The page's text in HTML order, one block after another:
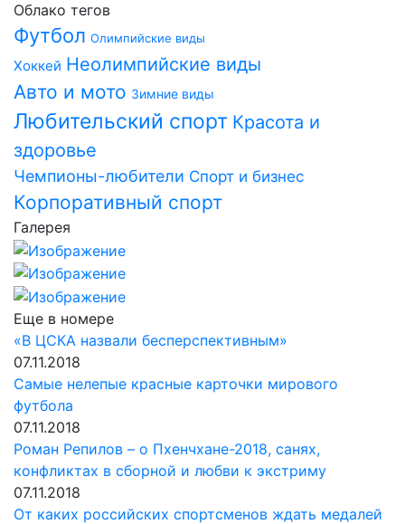
Облако тегов
Футбол Олимпийские виды
Хоккей Неолимпийские виды
Авто и мото Зимние виды
Любительский спорт Красота и
здоровье
Чемпионы-любители Спорт и бизнес
Корпоративный спорт
Галерея
Еще в номере
«В ЦСКА назвали бесперспективным»
07.11.2018
Самые нелепые красные карточки мирового
футбола
07.11.2018
Роман Репилов – о Пхенчхане-2018, санях,
конфликтах в сборной и любви к экстриму
07.11.2018
От каких российских спортсменов ждать медалей